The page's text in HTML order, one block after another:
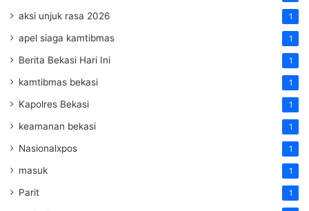
aksi unjuk rasa 2026 1
apel siaga kamtibmas 1
Berita Bekasi Hari Ini 1
kamtibmas bekasi 1
Kapolres Bekasi 1
keamanan bekasi 1
Nasionalxpos 1
masuk 1
Parit 1